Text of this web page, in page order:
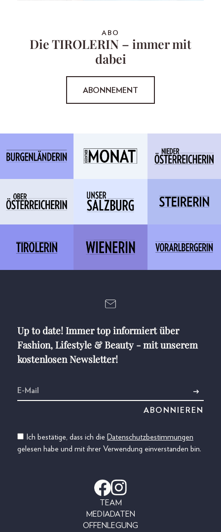
ABO
Die TIROLERIN – immer mit
dabei
ABONNEMENT
Up to date! Immer top informiert über
Fashion, Lifestyle & Beauty - mit unserem
kostenlosen Newsletter!
Ich bestätige, dass ich die Datenschutzbestimmungen
gelesen habe und mit ihrer Verwendung einverstanden bin.
TEAM
MEDIADATEN
OFFENLEGUNG